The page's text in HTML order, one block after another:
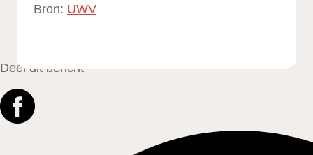
Bron: UWV
Deel dit bericht